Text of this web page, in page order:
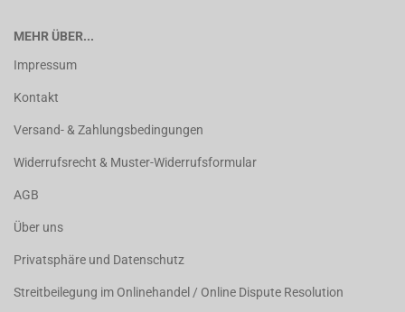
MEHR ÜBER...
Impressum
Kontakt
Versand- & Zahlungsbedingungen
Widerrufsrecht & Muster-Widerrufsformular
AGB
Über uns
Privatsphäre und Datenschutz
Streitbeilegung im Onlinehandel / Online Dispute Resolution